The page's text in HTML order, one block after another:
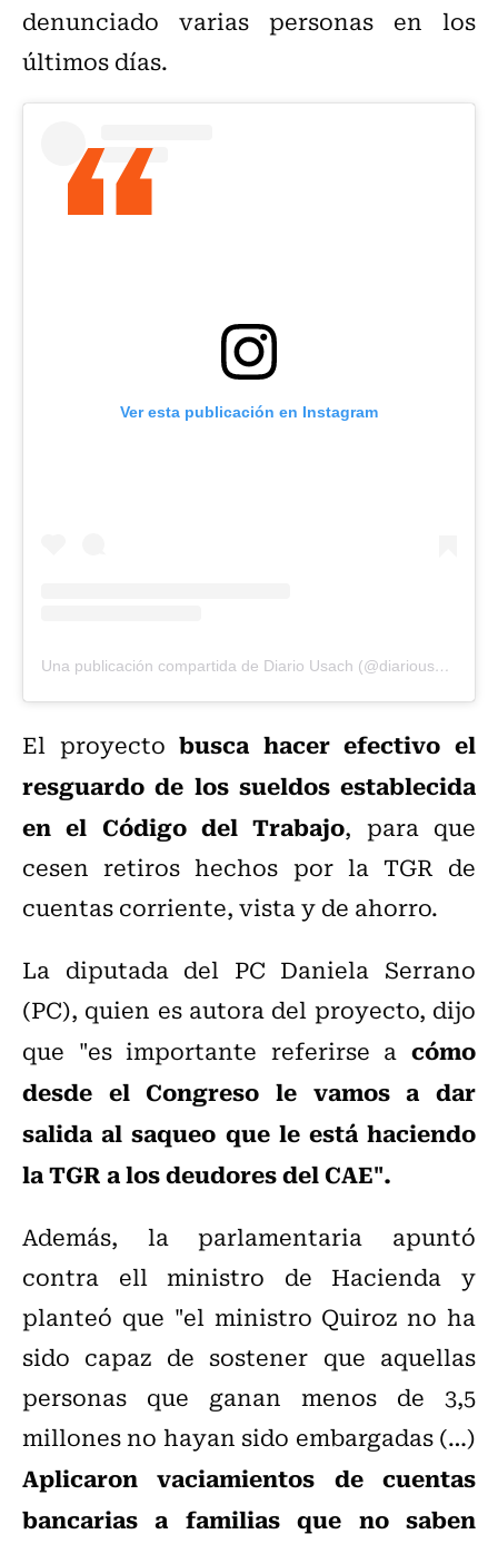
denunciado varias personas en los
últimos días.
Ver esta publicación en Instagram
Una publicación compartida de Diario Usach (@diariousach)
El proyecto busca hacer efectivo el
resguardo de los sueldos establecida
en el Código del Trabajo, para que
cesen retiros hechos por la TGR de
cuentas corriente, vista y de ahorro.
La diputada del PC Daniela Serrano
(PC), quien es autora del proyecto, dijo
que "es importante referirse a cómo
desde el Congreso le vamos a dar
salida al saqueo que le está haciendo
la TGR a los deudores del CAE".
Además, la parlamentaria apuntó
contra ell ministro de Hacienda y
planteó que "el ministro Quiroz no ha
sido capaz de sostener que aquellas
personas que ganan menos de 3,5
millones no hayan sido embargadas (…)
Aplicaron vaciamientos de cuentas
bancarias a familias que no saben